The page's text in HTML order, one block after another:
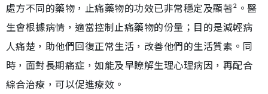
處方不同的藥物，止痛藥物的功效已非常穩定及顯著²。醫
生會根據病情，適當控制止痛藥物的份量；目的是減輕病
人痛楚，助他們回復正常生活，改善他們的生活質素。同
時，面對長期痛症，如能及早瞭解生理心理病因，再配合
綜合治療，可以促進療效。